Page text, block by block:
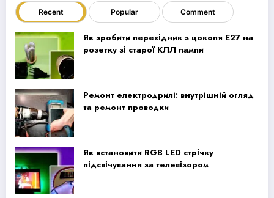
Recent Popular Comment
Як зробити перехідник з цоколя E27 на
розетку зі старої КЛЛ лампи
Ремонт електродрилі: внутрішній огляд
та ремонт проводки
Як встановити RGB LED стрічку
підсвічування за телевізором